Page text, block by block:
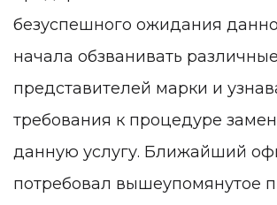
безуспешного ожидания
начала обзванивать
представителей марки и
требования к процедуре
данную услугу. Ближайший
потребовал вышеупомянутое